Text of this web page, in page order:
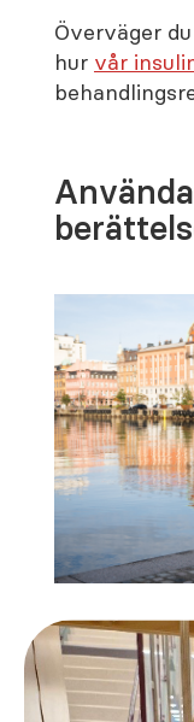
Överväger
hur vår